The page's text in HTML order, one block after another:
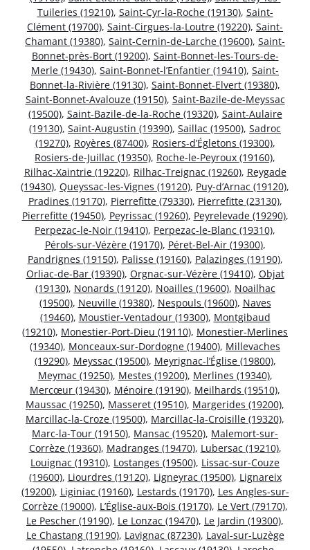
Tuileries (19210), Saint-Cyr-la-Roche (19130), Saint-
Clément (19700), Saint-Cirgues-la-Loutre (19220), Saint-
Chamant (19380), Saint-Cernin-de-Larche (19600), Saint-
Bonnet-près-Bort (19200), Saint-Bonnet-les-Tours-de-
Merle (19430), Saint-Bonnet-l’Enfantier (19410), Saint-
Bonnet-la-Rivière (19130), Saint-Bonnet-Elvert (19380),
Saint-Bonnet-Avalouze (19150), Saint-Bazile-de-Meyssac
(19500), Saint-Bazile-de-la-Roche (19320), Saint-Aulaire
(19130), Saint-Augustin (19390), Saillac (19500), Sadroc
(19270), Royères (87400), Rosiers-d’Égletons (19300),
Rosiers-de-Juillac (19350), Roche-le-Peyroux (19160),
Rilhac-Xaintrie (19220), Rilhac-Treignac (19260), Reygade
(19430), Queyssac-les-Vignes (19120), Puy-d’Arnac (19120),
Pradines (19170), Pierrefitte (79330), Pierrefitte (23130),
Pierrefitte (19450), Peyrissac (19260), Peyrelevade (19290),
Perpezac-le-Noir (19410), Perpezac-le-Blanc (19310),
Pérols-sur-Vézère (19170), Péret-Bel-Air (19300),
Pandrignes (19150), Palisse (19160), Palazinges (19190),
Orliac-de-Bar (19390), Orgnac-sur-Vézère (19410), Objat
(19130), Nonards (19120), Noailles (19600), Noailhac
(19500), Neuville (19380), Nespouls (19600), Naves
(19460), Moustier-Ventadour (19300), Montgibaud
(19210), Monestier-Port-Dieu (19110), Monestier-Merlines
(19340), Monceaux-sur-Dordogne (19400), Millevaches
(19290), Meyssac (19500), Meyrignac-l’Église (19800),
Meymac (19250), Mestes (19200), Merlines (19340),
Mercœur (19430), Ménoire (19190), Meilhards (19510),
Maussac (19250), Masseret (19510), Margerides (19200),
Marcillac-la-Croze (19500), Marcillac-la-Croisille (19320),
Marc-la-Tour (19150), Mansac (19520), Malemort-sur-
Corrèze (19360), Madranges (19470), Lubersac (19210),
Louignac (19310), Lostanges (19500), Lissac-sur-Couze
(19600), Liourdres (19120), Ligneyrac (19500), Lignareix
(19200), Liginiac (19160), Lestards (19170), Les Angles-sur-
Corrèze (19000), L’Église-aux-Bois (19170), Le Vert (79170),
Le Pescher (19190), Le Lonzac (19470), Le Jardin (19300),
Le Chastang (19190), Lavignac (87230), Laval-sur-Luzège